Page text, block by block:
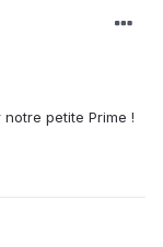
petite Prime !